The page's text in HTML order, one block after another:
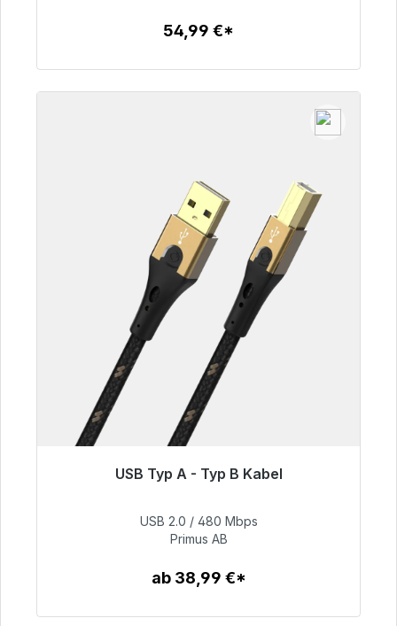
54,99 €*
USB Typ A - Typ B Kabel
76,99 €
USB 2.0 / 480 Mbps
Primus AB
ab 38,99 €*